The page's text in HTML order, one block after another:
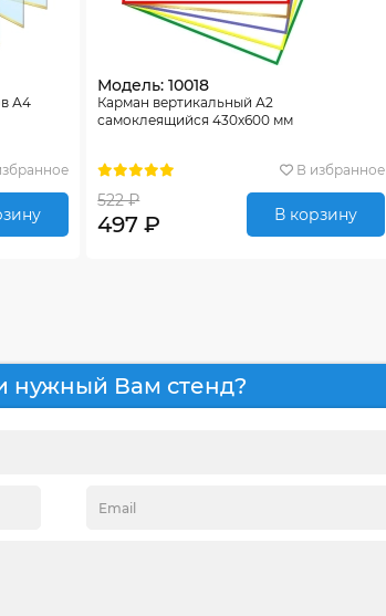
А4
Модель: 10018
Карман вертикальный А2
самоклеящийся 430х600 мм
В избранное
522 ₽
497 ₽ В корзину
нужный Вам стенд?